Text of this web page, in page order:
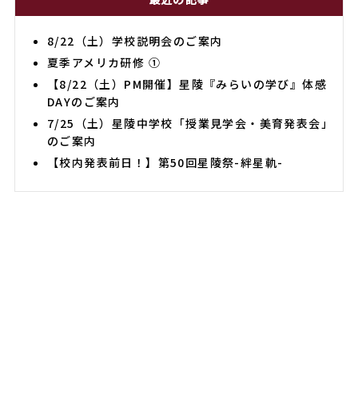
8/22（土）学校説明会のご案内
夏季アメリカ研修 ①
【8/22（土）PM開催】星陵『みらいの学び』体感
DAYのご案内
7/25（土）星陵中学校「授業見学会・美育発表会」
のご案内
【校内発表前日！】第50回星陵祭-絆星軌-